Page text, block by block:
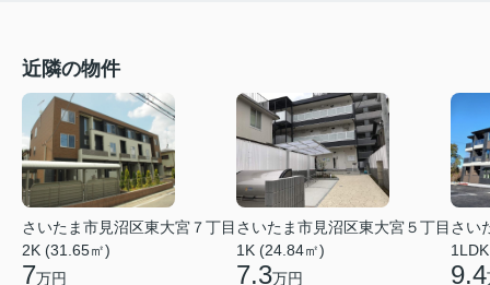
近隣の物件
さいたま市見沼区東大宮７丁目
2K (31.65㎡)
7万円
さいたま市見沼区東大宮５丁目
1K (24.84㎡)
7.3万円
さい
9.4